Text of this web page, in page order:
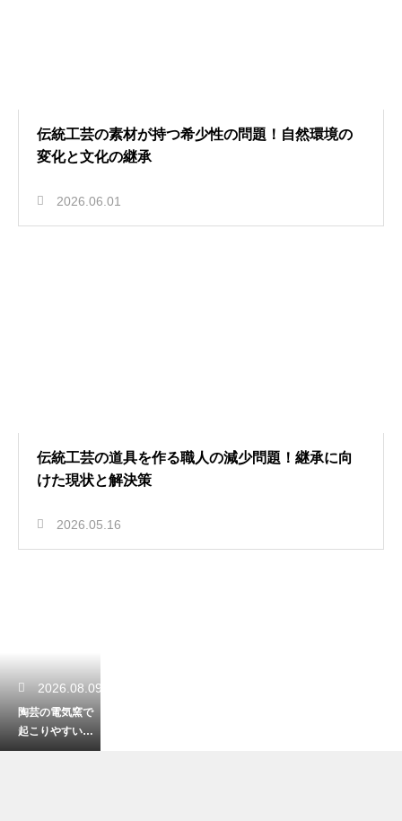
伝統工芸の素材が持つ希少性の問題！自然環境の
変化と文化の継承
2026.06.01
伝統工芸の道具を作る職人の減少問題！継承に向
けた現状と解決策
2026.05.16
2026.08.09
陶芸の電気窯で
起こりやすい故
障の原因と対処